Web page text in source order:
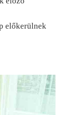
előkerülnek